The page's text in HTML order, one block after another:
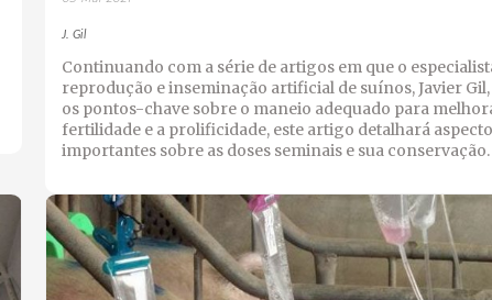
J. Gil
Continuando com a série de artigos em que o
reprodução e inseminação artificial de suínos, Javier Gil,
os pontos-chave sobre o maneio adequado para
fertilidade e a prolificidade, este artigo detalhará
importantes sobre as doses seminais e sua conservação.